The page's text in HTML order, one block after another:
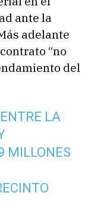
ante la
adelante
“no
del
LA
MILLONES